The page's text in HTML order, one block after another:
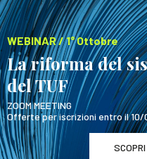
WEBINAR / 1° Ottobre
La riforma del
del TUF
ZOOM MEETING
Offerte per iscrizioni entro il 10/